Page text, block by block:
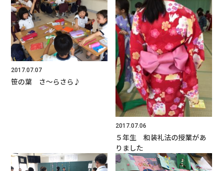
2017.07.07
笹の葉 さ〜らさら♪
2017.07.06
５年生 和装礼法の授業があ
りました